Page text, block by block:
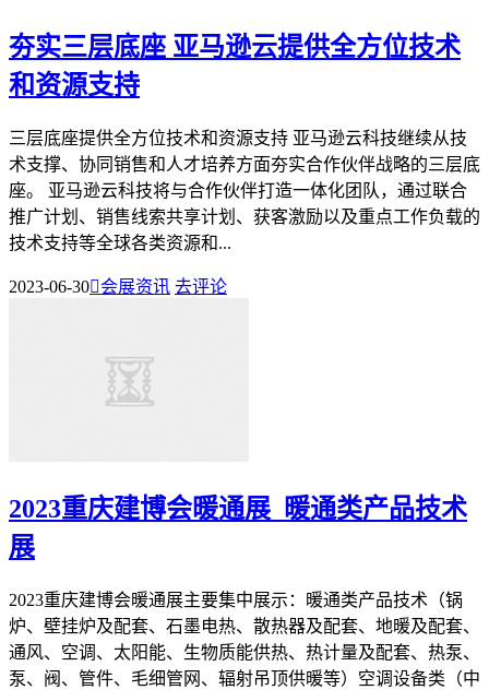
夯实三层底座 亚马逊云提供全方位技术
和资源支持
三层底座提供全方位技术和资源支持 亚马逊云科技继续从技
术支撑、协同销售和人才培养方面夯实合作伙伴战略的三层底
座。 亚马逊云科技将与合作伙伴打造一体化团队，通过联合
推广计划、销售线索共享计划、获客激励以及重点工作负载的
技术支持等全球各类资源和...
2023-06-30会展资讯 去评论
2023重庆建博会暖通展_暖通类产品技术
展
2023重庆建博会暖通展主要集中展示：暖通类产品技术（锅
炉、壁挂炉及配套、石墨电热、散热器及配套、地暖及配套、
通风、空调、太阳能、生物质能供热、热计量及配套、热泵、
泵、阀、管件、毛细管网、辐射吊顶供暖等）空调设备类（中